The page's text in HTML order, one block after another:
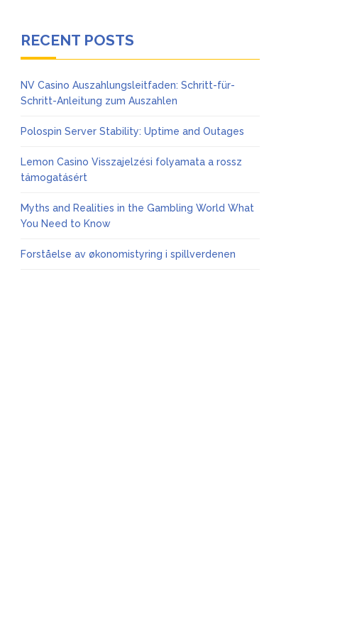
RECENT POSTS
NV Casino Auszahlungsleitfaden: Schritt-für-
Schritt-Anleitung zum Auszahlen
Polospin Server Stability: Uptime and Outages
Lemon Casino Visszajelzési folyamata a rossz
támogatásért
Myths and Realities in the Gambling World What
You Need to Know
Forståelse av økonomistyring i spillverdenen